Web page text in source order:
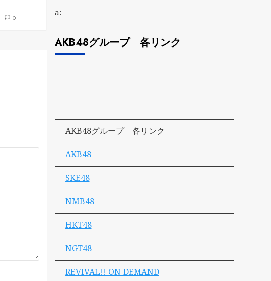
0
a:
AKB48グループ 各リンク
AKB48グループ 各リンク
AKB48
SKE48
NMB48
HKT48
NGT48
REVIVAL!! ON DEMAND